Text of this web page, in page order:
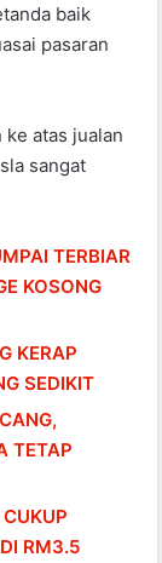
baik
pasaran
atas jualan
sangat
TERBIAR
KOSONG
KERAP
SEDIKIT
TETAP
RM3.5